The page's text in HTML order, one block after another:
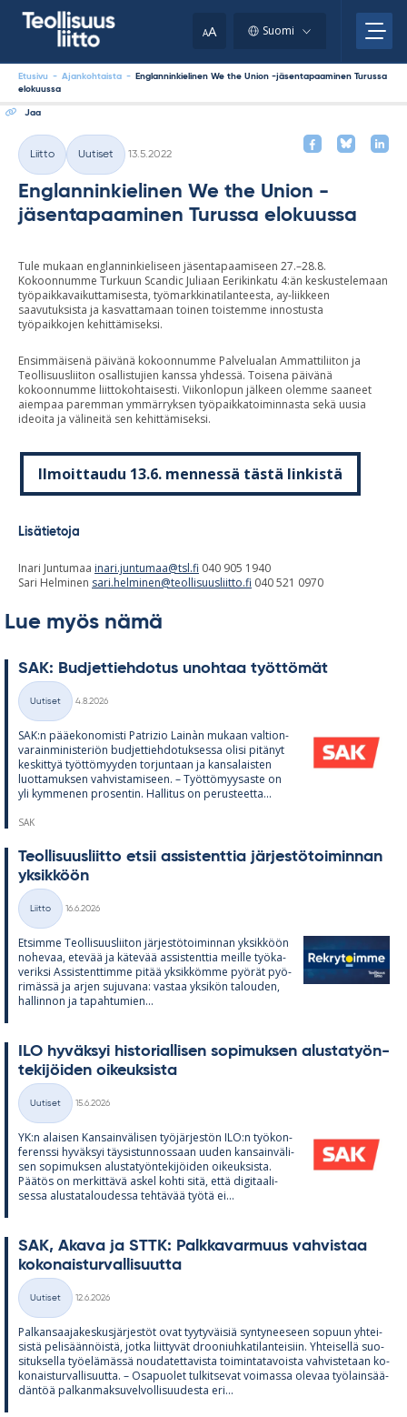
AA Suomi
Etusivu - Ajankohtaista -
Englanninkielinen We the Union -jäsentapaaminen Turussa
elokuussa
Jaa
Kategoriat
Liitto Uutiset
13.5.2022
Englanninkielinen We the Union -
jäsentapaaminen Turussa elokuussa
Tule mukaan englanninkieliseen jäsentapaamiseen 27.–28.8.
Kokoonnumme Turkuun Scandic Juliaan Eerikinkatu 4:än keskustelemaan
työpaikkavaikuttamisesta, työmarkkinatilanteesta, ay-liikkeen
saavutuksista ja kasvattamaan toinen toistemme innostusta
työpaikkojen kehittämiseksi.
Ensimmäisenä päivänä kokoonnumme Palvelualan Ammattiliiton ja
Teollisuusliiton osallistujien kanssa yhdessä. Toisena päivänä
kokoonnumme liittokohtaisesti. Viikonlopun jälkeen olemme saaneet
aiempaa paremman ymmärryksen työpaikkatoiminnasta sekä uusia
ideoita ja välineitä sen kehittämiseksi.
Ilmoittaudu 13.6. mennessä tästä linkistä
Lisätietoja
Inari Juntumaa inari.juntumaa@tsl.fi 040 905 1940
Sari Helminen sari.helminen@teollisuusliitto.fi 040 521 0970
Lue myös nämä
SAK: Bud­jet­tieh­do­tus unoh­taa työt­tö­mät
Kategoriat
Uutiset
4.8.2026
SAK:n pää­e­ko­no­misti Pat­rizio Lainàn mu­kaan val­tion­
va­rain­mi­nis­te­riön bud­jet­tieh­do­tuk­sessa olisi pi­tä­nyt
kes­kit­tyä työt­tö­myy­den tor­jun­taan ja kan­sa­lais­ten
luot­ta­muk­sen vah­vis­ta­mi­seen. – Työt­tö­myy­saste on
yli kym­me­nen pro­sen­tin. Hal­li­tus on pe­rus­teetta...
SAK
Teol­li­suus­liitto et­sii as­sis­tent­tia jär­jes­tö­toi­min­nan
yk­sik­köön
Kategoriat
Liitto
16.6.2026
Et­simme Teol­li­suus­lii­ton jär­jes­tö­toi­min­nan yk­sik­köön
no­he­vaa, ete­vää ja kä­te­vää as­sis­tent­tia meille työ­ka­
ve­riksi As­sis­tent­timme pi­tää yk­sik­kömme pyö­rät pyö­
ri­mässä ja ar­jen su­ju­vana: vas­taa yk­si­kön ta­lou­den,
hal­lin­non ja ta­pah­tu­mien...
ILO hy­väk­syi his­to­rial­li­sen so­pi­muk­sen alus­ta­työn­
te­ki­jöi­den oi­keuk­sista
Kategoriat
Uutiset
15.6.2026
YK:n alai­sen Kan­sain­vä­li­sen työ­jär­jes­tön ILO:n työ­kon­
fe­renssi hy­väk­syi täy­sis­tun­nos­saan uu­den kan­sain­vä­li­
sen so­pi­muk­sen alus­ta­työn­te­ki­jöi­den oi­keuk­sista.
Pää­tös on mer­kit­tävä as­kel kohti sitä, että di­gi­taa­li­
sessa alus­ta­ta­lou­dessa teh­tä­vää työtä ei...
SAK, Akava ja STTK: Palk­ka­var­muus vah­vis­taa
ko­ko­nais­tur­val­li­suutta
Kategoriat
Uutiset
12.6.2026
Pal­kan­saa­ja­kes­kus­jär­jes­töt ovat tyy­ty­väi­siä syn­ty­nee­seen so­puun yh­tei­
sistä pe­li­sään­nöistä, jotka liit­ty­vät droo­niuh­ka­ti­lan­tei­siin. Yh­tei­sellä suo­
si­tuk­sella työ­elä­mässä nou­da­tet­ta­vista toi­min­ta­ta­voista vah­vis­te­taan ko­
ko­nais­tur­val­li­suutta. – Os­a­puo­let tul­kit­se­vat voi­massa ole­vaa työ­lain­sää­
dän­töä pal­kan­mak­su­vel­vol­li­suu­desta eri...
clipboard.)